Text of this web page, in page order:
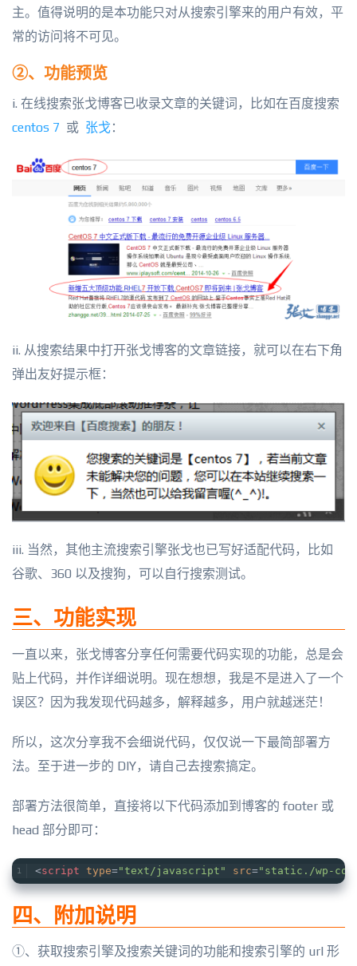
主。值得说明的是本功能只对从搜索引擎来的用户有效，平
常的访问将不可见。
②、功能预览
i. 在线搜索张戈博客已收录文章的关键词，比如在百度搜索
centos 7 或 张戈：
ii. 从搜索结果中打开张戈博客的文章链接，就可以在右下角
弹出友好提示框：
iii. 当然，其他主流搜索引擎张戈也已写好适配代码，比如
谷歌、360 以及搜狗，可以自行搜索测试。
三、功能实现
一直以来，张戈博客分享任何需要代码实现的功能，总是会
贴上代码，并作详细说明。现在想想，我是不是进入了一个
误区？因为我发现代码越多，解释越多，用户就越迷茫！
所以，这次分享我不会细说代码，仅仅说一下最简部署方
法。至于进一步的 DIY，请自己去搜索搞定。
部署方法很简单，直接将以下代码添加到博客的 footer 或
head 部分即可：
<script type="text/javascript" src="static./wp-
四、附加说明
①、获取搜索引擎及搜索关键词的功能和搜索引擎的 url 形